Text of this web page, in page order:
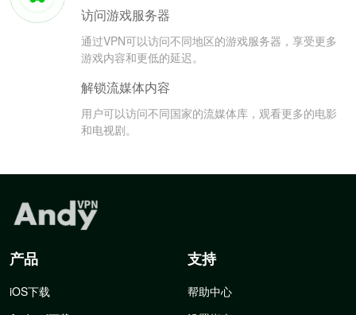
访问游戏服务器
通过VPN可以访问不同地区的游戏服务器，享受更多
游戏内容和更低的延迟。
解锁流媒体内容
用户可以访问不同国家的流媒体库，观看更多的电影
和电视剧。
产品
iOS下载
支持
帮助中心